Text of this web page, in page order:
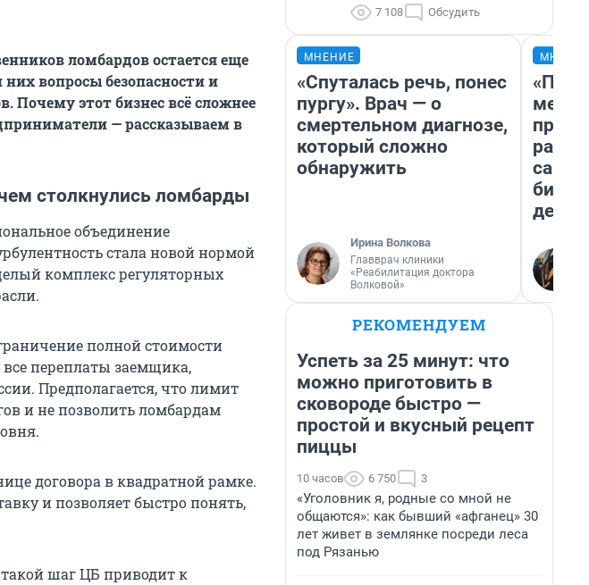
ломбардов остается еще
вопросы безопасности и
Почему этот бизнес всё сложнее
— рассказываем в
столкнулись ломбарды
объединение
стала новой нормой
комплекс регуляторных
полной стоимости
переплаты заемщика,
Предполагается, что лимит
и не позволить ломбардам
договора в квадратной рамке.
и позволяет быстро понять,
шаг ЦБ приводит к
7 108 Обсудить
МНЕНИЕ
«Спуталась речь, понес
пургу». Врач — о
смертельном диагнозе,
который сложно
обнаружить
Ирина Волкова
Главврач клиники
«Реабилитация доктора
Волковой»
РЕКОМЕНДУЕМ
Успеть за 25 минут: что
можно приготовить в
сковороде быстро —
простой и вкусный рецепт
пиццы
10 часов 6 750 3
«Уголовник я, родные со мной не
общаются»: как бывший «афганец» 30
лет живет в землянке посреди леса
под Рязанью